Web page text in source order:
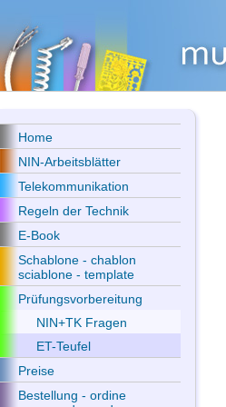
Home
NIN-Arbeitsblätter
Telekommunikation
Regeln der Technik
E-Book
Schablone - chablon
sciablone - template
Prüfungsvorbereitung
NIN+TK Fragen
ET-Teufel
Preise
Bestellung - ordine